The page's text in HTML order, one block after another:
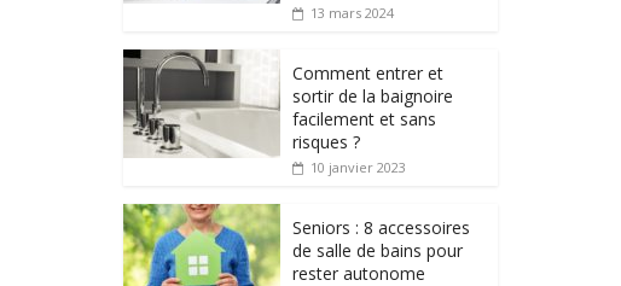
13 mars 2024
Comment entrer et
sortir de la baignoire
facilement et sans
risques ?
10 janvier 2023
Seniors : 8 accessoires
de salle de bains pour
rester autonome